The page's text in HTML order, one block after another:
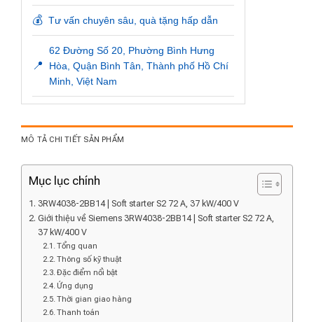
💰 Tư vấn chuyên sâu, quà tặng hấp dẫn
📍
62 Đường Số 20, Phường Bình Hưng
Hòa, Quận Bình Tân, Thành phố Hồ Chí
Minh, Việt Nam
MÔ TẢ CHI TIẾT SẢN PHẨM
Mục lục chính
3RW4038-2BB14 | Soft starter S2 72 A, 37 kW/400 V
Giới thiệu về Siemens 3RW4038-2BB14 | Soft starter S2 72 A,
37 kW/400 V
Tổng quan
Thông số kỹ thuật
Đặc điểm nổi bật
Ứng dụng
Thời gian giao hàng
Thanh toán